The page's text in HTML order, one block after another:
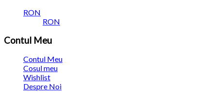
RON
RON
Contul Meu
Contul Meu
Cosul meu
Wishlist
Despre Noi